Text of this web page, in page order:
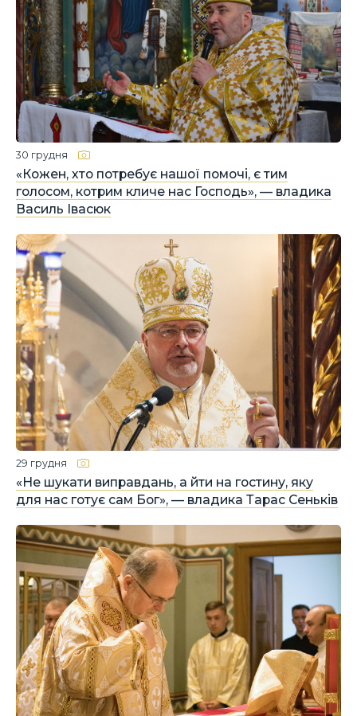
«Кожен, хто потребує нашої помочі, є тим
голосом, котрим кличе нас Господь», — владика
Василь Івасюк
30 грудня
«Не шукати виправдань, а йти на гостину, яку
для нас готує сам Бог», — владика Тарас Сеньків
29 грудня